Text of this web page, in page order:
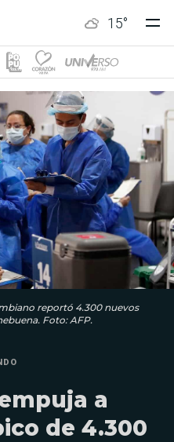
15°
reportó 4.300 nuevos
Foto: AFP.
a
de 4.300